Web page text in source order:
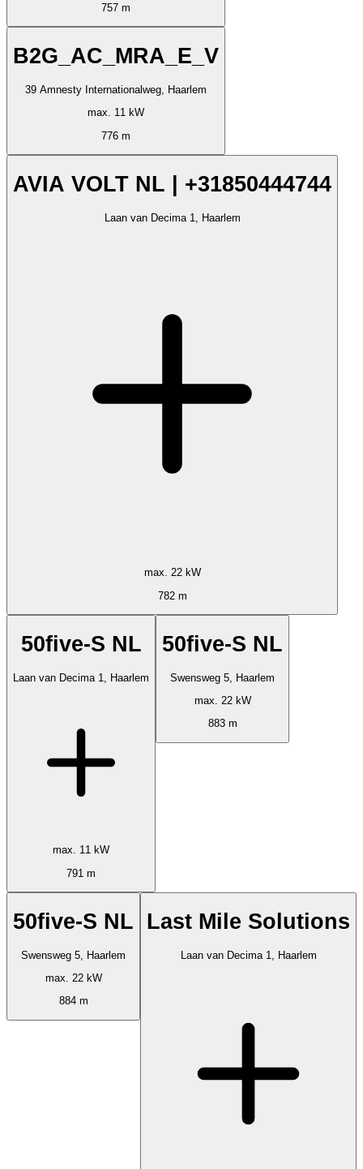
757 m
B2G_AC_MRA_E_V
39 Amnesty Internationalweg, Haarlem
max. 11 kW
776 m
AVIA VOLT NL | +31850444744
Laan van Decima 1, Haarlem
max. 22 kW
782 m
50five-S NL
Laan van Decima 1, Haarlem
max. 11 kW
791 m
50five-S NL
Swensweg 5, Haarlem
max. 22 kW
883 m
50five-S NL
Swensweg 5, Haarlem
max. 22 kW
884 m
Last Mile Solutions
Laan van Decima 1, Haarlem